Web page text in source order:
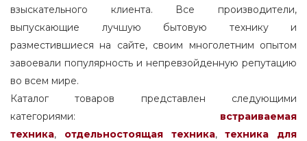
взыскательного клиента. Все производители,
выпускающие лучшую бытовую технику и
разместившиеся на сайте, своим многолетним опытом
завоевали популярность и непревзойденную репутацию
во всем мире.
Каталог товаров представлен следующими
категориями: встраиваемая
техника, отдельностоящаятехника,
техника для